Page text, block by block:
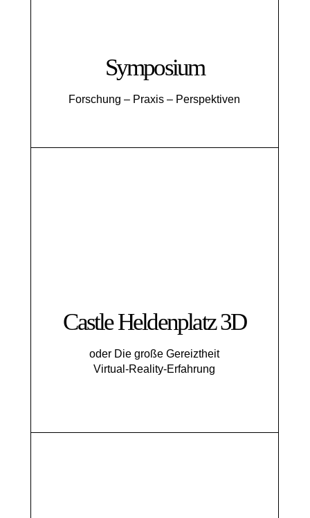
Symposium
Forschung – Praxis – Perspektiven
Castle Heldenplatz 3D
oder Die große Gereiztheit
Virtual-Reality-Erfahrung